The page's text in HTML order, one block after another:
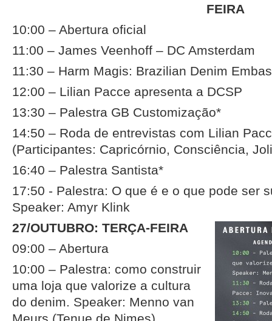
FEIRA
10:00 – Abertura oficial
11:00 – James Veenhoff – DC Amsterdam
11:30 – Harm Magis: Brazilian Denim
12:00 – Lilian Pacce apresenta a DCSP
13:30 – Palestra GB Customização*
14:50 – Roda de entrevistas com Lilian
(Participantes: Capricórnio, Consciência,
16:40 – Palestra Santista*
17:50 - Palestra: O que é e o que pode ser
Speaker: Amyr Klink
27/OUTUBRO: TERÇA-FEIRA
09:00 – Abertura
10:00 – Palestra: como construir
uma loja que valorize a cultura
do denim. Speaker: Menno van